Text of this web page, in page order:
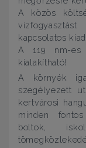
A közös
kapcsolatos
A 119 nm-
kialakítható!
A környék
szegélyezett
kertvárosi
minden
boltok,